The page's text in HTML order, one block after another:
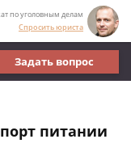
по уголовным делам
Спросить юриста
Задать вопрос
питании